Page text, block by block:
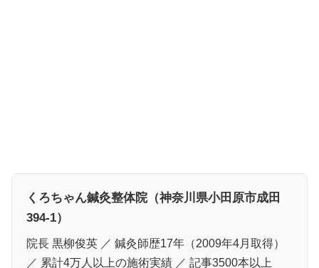
くろちゃん鍼灸整体院（神奈川県小田原市成田
394-1）
院長 黒柳俊英 ／ 鍼灸師歴17年（2009年4月取得）
／ 累計4万人以上の施術実績 ／ 記事3500本以上